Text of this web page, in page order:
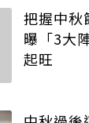
把握中秋
曝「3大
起旺